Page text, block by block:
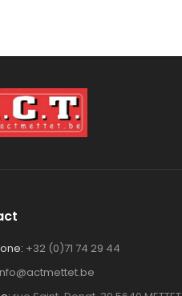
+32 (0)71 74 29 44